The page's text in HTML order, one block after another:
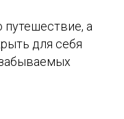
а
для себя